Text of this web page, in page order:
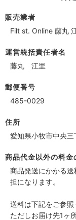
販売業者
Filt st. Online 藤丸
運営統括責任者名
藤丸 江里
郵便番号
485-0029
住所
愛知県小牧市中央
商品代金以外の料金
商品発送にかかる
担になります。
送料は下記をご参照
ただしお届け先1ヶ